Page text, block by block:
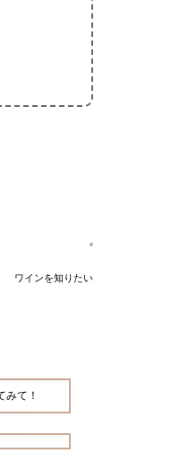
ワインを知りたい
て！